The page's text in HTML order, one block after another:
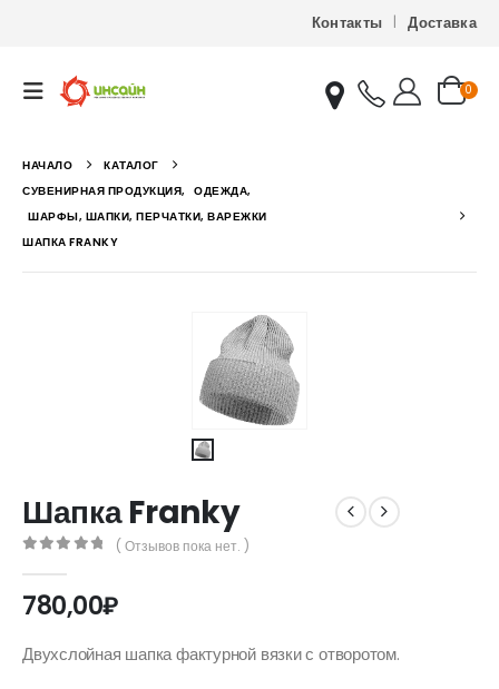
Контакты Доставка
0
НАЧАЛО
КАТАЛОГ
СУВЕНИРНАЯ ПРОДУКЦИЯ, ОДЕЖДА,
ШАРФЫ, ШАПКИ, ПЕРЧАТКИ, ВАРЕЖКИ
ШАПКА FRANKY
Шапка Franky
( Отзывов пока нет. )
780,00₽
Двухслойная шапка фактурной вязки с отворотом.